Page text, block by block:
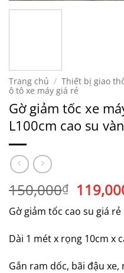
Trang chủ / Thiết bị giao
ô tô xe máy giá rẻ
Gờ giảm tốc xe
L100cm cao su
150,000₫ Giá
là:
Gờ giảm tốc cao su giá rẻ
Dài 1 mét x rọng 10cm x
Gắn ram dốc, bãi đậu